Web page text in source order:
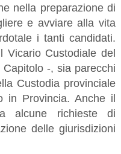
nella preparazione di
e avviare alla vita
i tanti candidati.
Vicario Custodiale del
-, sia parecchi
Custodia provinciale
in Provincia. Anche il
alcune richieste di
delle giurisdizioni